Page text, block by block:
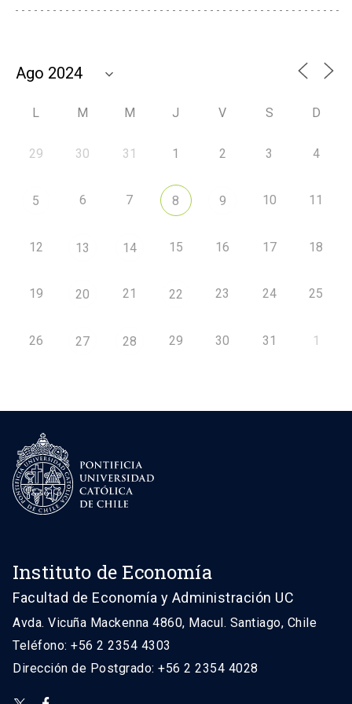
L M M J V S D
29 30 31 1 2 3 4
5 6 7 8 9 10 11
12 13 14 15 16 17 18
19 20 21 22 23 24 25
26 27 28 29 30 31 1
Instituto de Economía
Facultad de Economía y Administración UC
Avda. Vicuña Mackenna 4860, Macul. Santiago, Chile
Teléfono: +56 2 2354 4303
Dirección de Postgrado: +56 2 2354 4028